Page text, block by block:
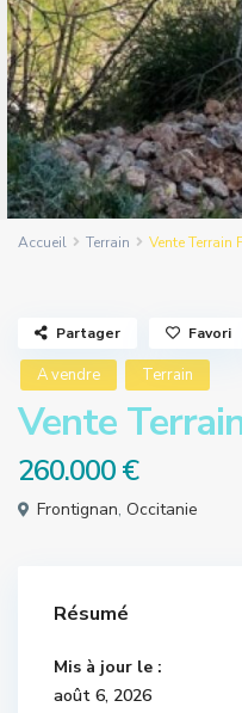
Accueil Terrain Vente Terrain
A vendre Terrain
Vente
260.000 €
Frontignan, Occitanie
Partager Favori
Résumé
Mis à jour le :
août 6, 2026